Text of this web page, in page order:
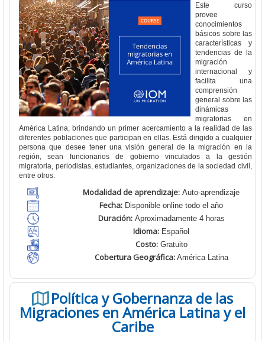
Este curso
provee
conocimientos
básicos sobre las
características y
tendencias de la
migración
internacional y
facilita una
comprensión
general sobre las
dinámicas
migratorias en
América Latina, brindando un primer acercamiento a la realidad de las
diferentes poblaciones que participan en ellas. Está dirigido a cualquier
persona que desee tener una visión general de la migración en la
región, sean funcionarios de gobierno vinculados a la gestión
migratoria, periodistas, estudiantes, organizaciones de la sociedad civil,
entre otros.
Modalidad de aprendizaje: Auto-aprendizaje
Fecha: Disponible online todo el año
Duración:Aproximadamente 4 horas
Idioma: Español
Costo:Gratuito
Cobertura Geográfica: América Latina
Política y Gobernanza de las
Migraciones en América Latina y el
Caribe